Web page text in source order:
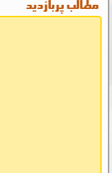
مطالب پربازدید